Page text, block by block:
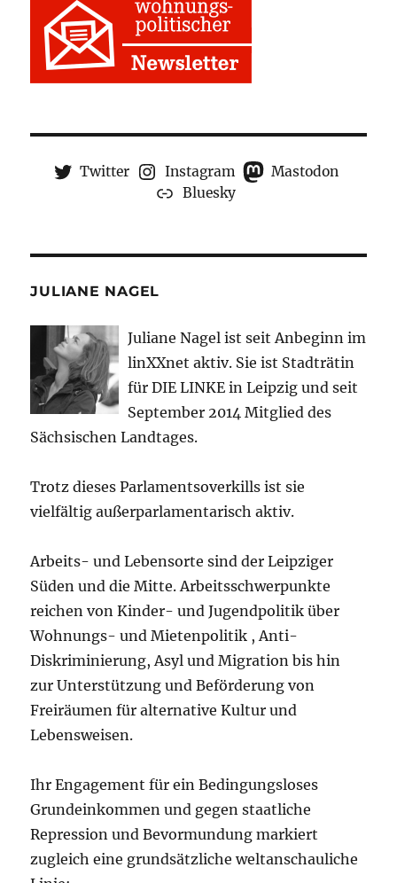
Twitter Instagram
Mastodon
Bluesky
JULIANE NAGEL
Juliane Nagel ist seit Anbeginn im
linXXnet aktiv. Sie ist Stadträtin
für DIE LINKE in Leipzig und seit
September 2014 Mitglied des
Sächsischen Landtages.
Trotz dieses Parlamentsoverkills ist sie
vielfältig außerparlamentarisch aktiv.
Arbeits- und Lebensorte sind der Leipziger
Süden und die Mitte. Arbeitsschwerpunkte
reichen von Kinder- und Jugendpolitik über
Wohnungs- und Mietenpolitik , Anti-
Diskriminierung, Asyl und Migration bis hin
zur Unterstützung und Beförderung von
Freiräumen für alternative Kultur und
Lebensweisen.
Ihr Engagement für ein Bedingungsloses
Grundeinkommen und gegen staatliche
Repression und Bevormundung markiert
zugleich eine grundsätzliche weltanschauliche